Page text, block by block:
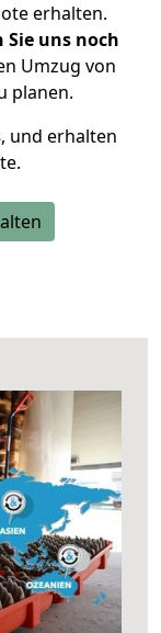
erhalten.
uns noch
Umzug von
planen.
, und erhalten